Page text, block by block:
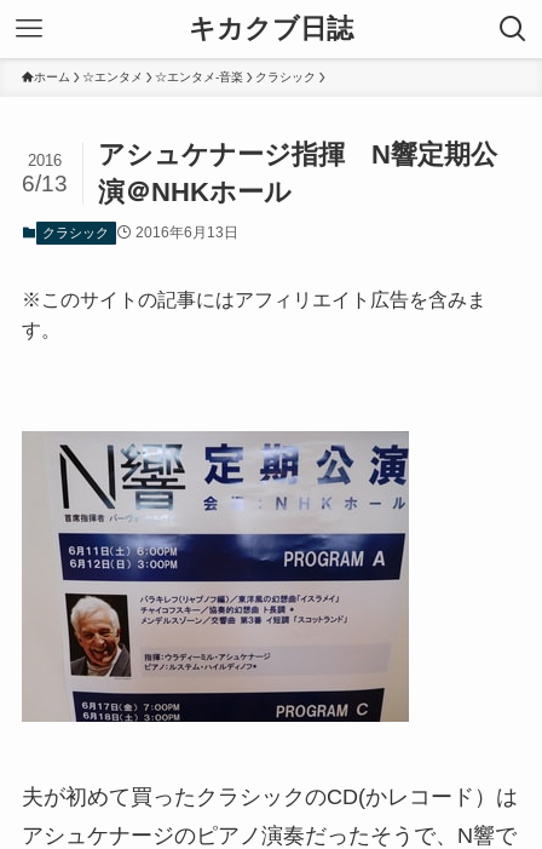
キカクブ日誌
ホーム ☆エンタメ ☆エンタメ-音楽 クラシック
アシュケナージ指揮 N響定期公
演＠NHKホール
2016
6/13
クラシック 2016年6月13日
※このサイトの記事にはアフィリエイト広告を含みま
す。
夫が初めて買ったクラシックのCD(かレコード）は
アシュケナージのピアノ演奏だったそうで、N響で